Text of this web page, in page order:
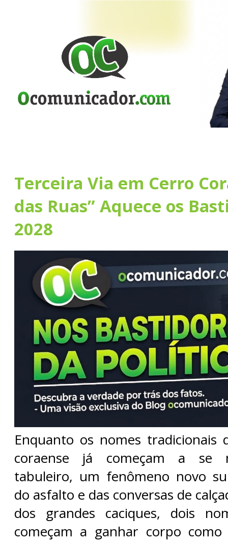
​Terceira Via em Cerro
das Ruas” Aquece os
2028
Enquanto os nomes tradicionais
coraense já começam a se
tabuleiro, um fenômeno novo
do asfalto e das conversas de
dos grandes caciques, dois
começam a ganhar corpo